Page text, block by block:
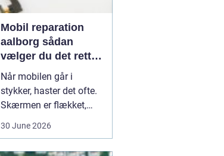
Mobil reparation
aalborg sådan
vælger du det rette
værksted
Når mobilen går i
stykker, haster det ofte.
Skærmen er flækket,
30 June 2026